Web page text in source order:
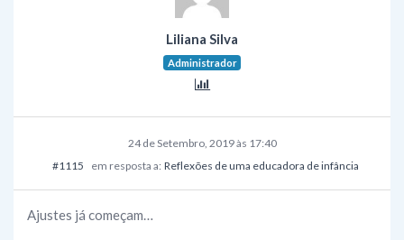
Liliana Silva
Administrador
24 de Setembro, 2019 às 17:40
#1115
em resposta a: Reflexões de uma educadora de infância
Ajustes já começam…